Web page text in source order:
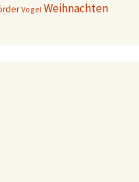
Vogel Weihnachten